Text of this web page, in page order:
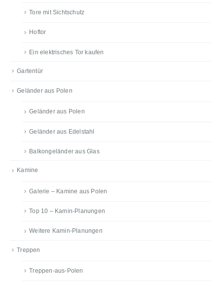
Tore mit Sichtschutz
Hoftor
Ein elektrisches Tor kaufen
Gartentür
Geländer aus Polen
Geländer aus Polen
Geländer aus Edelstahl
Balkongeländer aus Glas
Kamine
Galerie – Kamine aus Polen
Top 10 – Kamin-Planungen
Weitere Kamin-Planungen
Treppen
Treppen-aus-Polen